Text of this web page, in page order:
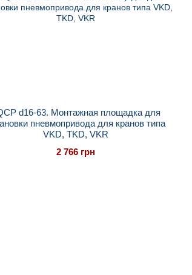
d16-63. Монтажная площадка для
пневмопривода для кранов типа
VKD, TKD, VKR
2 766 грн